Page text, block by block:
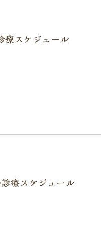
療スケジュール
療スケジュール